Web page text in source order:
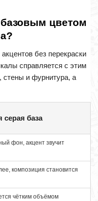
цветом
без перекраски
справляется с этим
стены и фурнитура, а
серая база
фон, акцент звучит
композиция становится
чётким объёмом